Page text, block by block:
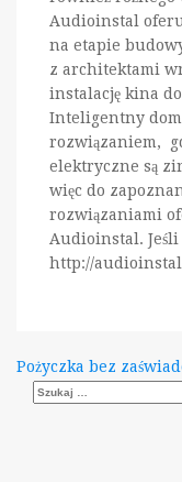
Audioinstal
na etapie
z architektami
instalację kina
Inteligentny
rozwiązaniem,
elektryczne są
więc do
rozwiązaniami
Audioinstal. Jeśli
http://
wpisu
Pożyczka bez
Szukaj: